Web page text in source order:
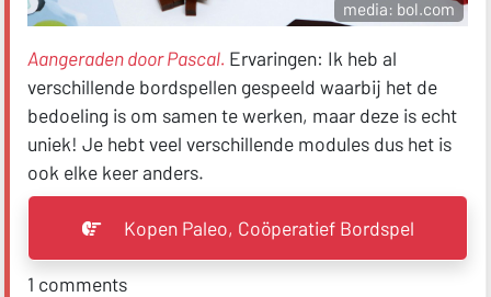
media: bol.com
Aangeraden door Pascal. Ervaringen: Ik heb al
verschillende bordspellen gespeeld waarbij het de
bedoeling is om samen te werken, maar deze is echt
uniek! Je hebt veel verschillende modules dus het is
ook elke keer anders.
Kopen Paleo, Coöperatief Bordspel
1 comments